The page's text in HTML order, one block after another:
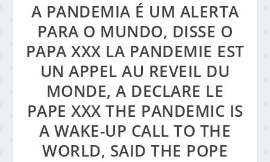
A PANDEMIA É UM ALERTA
PARA O MUNDO, DISSE O
PAPA XXX LA PANDEMIE EST
UN APPEL AU REVEIL DU
MONDE, A DECLARE LE
PAPE XXX THE PANDEMIC IS
A WAKE-UP CALL TO THE
WORLD, SAID THE POPE